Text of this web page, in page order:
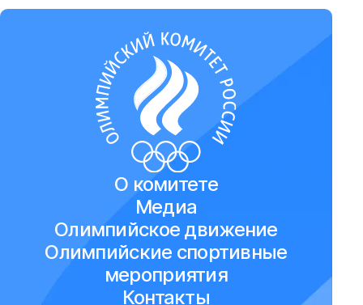
О комитете
Медиа
Олимпийское движение
Олимпийские спортивные
мероприятия
Контакты